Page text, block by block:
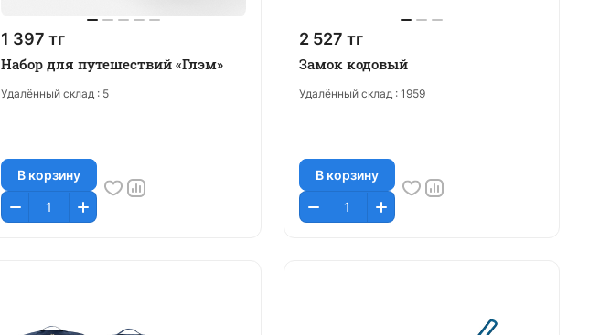
1 397 тг
Набор для путешествий «Глэм»
Удалённый склад : 5
В корзину
2 527 тг
Замок кодовый
Удалённый склад : 1959
В корзину